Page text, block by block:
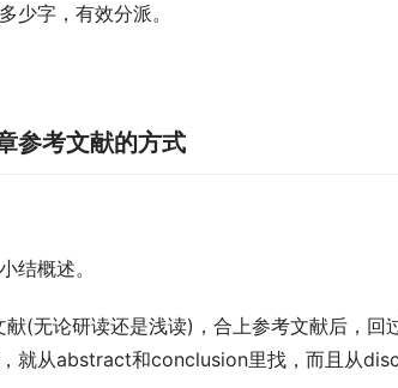
少字，有效分派。
参考文献的方式
结概述。
献(无论研读还是浅读)，合上参考文献后，
就从abstract和conclusion里找，而且从